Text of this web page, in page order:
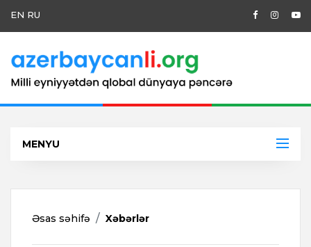
EN RU
MENYU
Əsas səhifə Xəbərlər